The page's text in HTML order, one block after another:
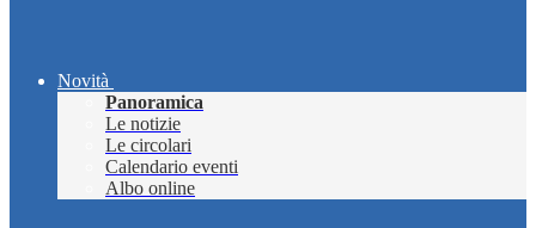
Novità
Panoramica
Le notizie
Le circolari
Calendario eventi
Albo online